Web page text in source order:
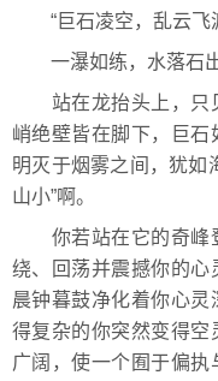
“巨石凌空，乱云飞
一瀑如练，水落石出
站在龙抬头上，只
峭绝壁皆在脚下，巨
明灭于烟雾之间，犹如
山小”啊。
你若站在它的奇峰
绕、回荡并震撼你的心
晨钟暮鼓净化着你心
得复杂的你突然变得空
广阔，使一个囿于偏